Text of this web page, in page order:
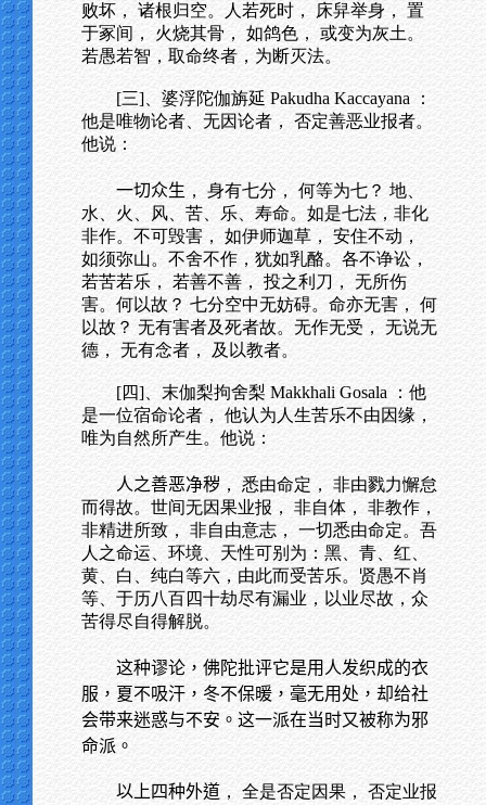
败坏， 诸根归空。人若死时， 床舁举身， 置
于冢间， 火烧其骨， 如鸽色， 或变为灰土。
若愚若智，取命终者，为断灭法。
[三]、婆浮陀伽旃延 Pakudha Kaccayana ：
他是唯物论者、无因论者， 否定善恶业报者。
他说：
一切众生 ， 身有七分， 何等为七？ 地、
水、火、风、苦、乐、寿命。如是七法，非化
非作。不可毁害， 如伊师迦草， 安住不动，
如须弥山。不舍不作，犹如乳酪。各不诤讼，
若苦若乐， 若善不善， 投之利刀， 无所伤
害。何以故？ 七分空中无妨碍。命亦无害， 何
以故？ 无有害者及死者故。无作无受， 无说无
德， 无有念者， 及以教者。
[四]、末伽梨拘舍梨 Makkhali Gosala ：他
是一位宿命论者， 他认为人生苦乐不由因缘，
唯为自然所产生。他说：
人之善恶净秽 ， 悉由命定， 非由戮力懈怠
而得故。世间无因果业报， 非自体， 非教作，
非精进所致， 非自由意志， 一切悉由命定。吾
人之命运、环境、天性可别为：黑、青、红、
黄、白、纯白等六，由此而受苦乐。贤愚不肖
等、于历八百四十劫尽有漏业，以业尽故，众
苦得尽自得解脱。
这种谬论，佛陀批评它是用人发织成的衣
服，夏不吸汗，冬不保暖，毫无用处，却给社
会带来迷惑与不安。这一派在当时又被称为邪
命派。
以上四种外道 ， 全是否定因果， 否定业报